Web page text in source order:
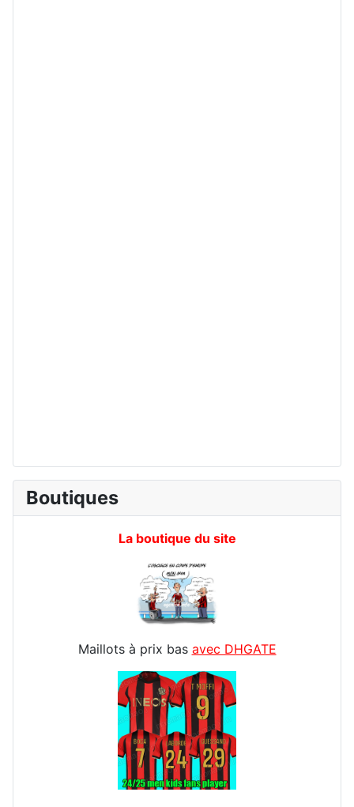
Boutiques
La boutique du site
Maillots à prix bas avec DHGATE